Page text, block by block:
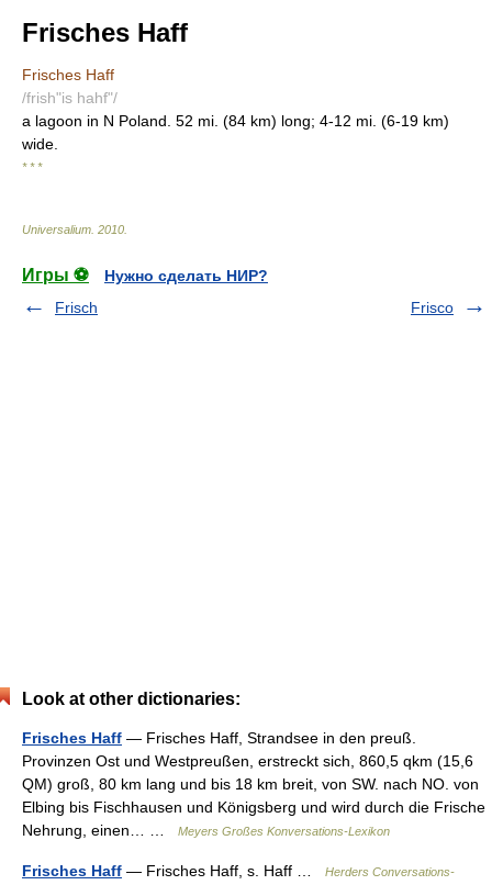
Frisches Haff
Frisches Haff
/frish"is hahf"/
a lagoon in N Poland. 52 mi. (84 km) long; 4-12 mi. (6-19 km)
wide.
* * *
Universalium 2010
Игры ⚽
Нужно сделать НИР?
Frisch
Frisco
Look at other dictionaries:
Frisches Haff — Frisches Haff, Strandsee in den preuß.
Provinzen Ost und Westpreußen, erstreckt sich, 860,5 qkm (15,6
QM) groß, 80 km lang und bis 18 km breit, von SW. nach NO. von
Elbing bis Fischhausen und Königsberg und wird durch die Frische
Nehrung, einen… …
Meyers Großes Konversations-Lexikon
Frisches Haff — Frisches Haff, s. Haff …
Herders Conversations-